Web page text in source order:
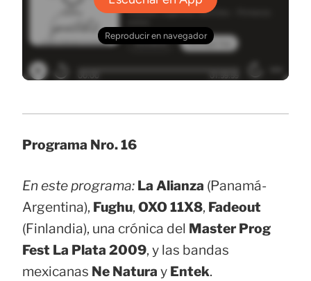
Programa Nro. 16
En este programa: La Alianza (Panamá-
Argentina), Fughu, OXO 11X8, Fadeout
(Finlandia), una crónica del Master Prog
Fest La Plata 2009, y las bandas
mexicanas Ne Natura y Entek.